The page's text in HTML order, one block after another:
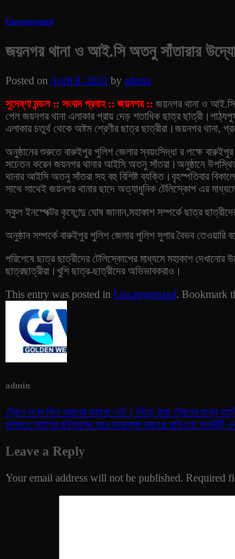
Uncategorized
জয়নগর থানা ও আই.সি অতনু সাঁতারার
Posted on April 8, 2022 by admin
সুদেষ্ণা মন্ডল :: সংবাদ প্রবাহ :: জয়নগর :: জয়নগর থানা ও আই.সি
পেল জয়নগর থানা এলাকার প্রায় দেড় শতাধিক ছাত্র ছাত্রী।
এলাকার চতুর্থ থেকে অষ্টম শ্রেণীর ছাত্র ছাত্রীরা। জয়নগর থানা,
অনুষ্ঠানের শুরুতে বারুইপুর পুলিশ জেলার স্বয়ংসিদ্ধা র পক্ষে বারুইপুর
সচেতন করেন জয়নগর থানার আইসি অতনু সাঁতরা। অনুষ্ঠানে
থানার আইসি অতনু সাঁতরা সহ বহু বিশিষ্ট ব্যক্তি। বৃহস্পতিবার
সাথে সাথেই জয়নগর থানার ছাদে অত্যাধুনিক টেলিস্কোপ এর
স্কুল ইনস্পেক্টর কৃষ্ণেন্দু ঘোষ জানান,মহাকাশ সম্পর্কে ছাত্র
অনুষ্ঠান সম্পর্কে বারুইপুর পুলিশ জেলার পুলিশ সুপার বৈভব তেওয়ারি
পরিশেষে ছাত্র ছাত্রীদের টেলিস্কোপের মাধ্যমে মহাকাশ
ছাত্রছাত্রীরা।খুশি ছাত্র-ছাত্রীদের অভিভাবকরাও।
This entry was posted in Uncategorized. Bookmark
admin
ট্রেনে তখন তিল ধারণের জায়গা নেই। ভিড়ে ঠাসা ট্রেনের মধ্যে
মালদহে সাহাপুর বাইপাসের ধারে ফারাক্কা রায়গঞ্জ হাইওয়ে
Leave a Reply
Your email address will not be published. Required